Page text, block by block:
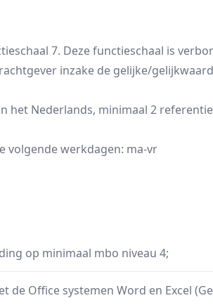
7. Deze functieschaal is
inzake de gelijke/
het Nederlands, minimaal 2
volgende werkdagen: ma-vr
op minimaal mbo niveau 4;
de Office systemen Word en Excel